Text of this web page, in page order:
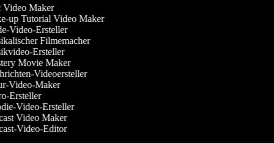
Maker
up Tutorial Video Maker
Video-Ersteller
Filmemacher
Ersteller
Movie Maker
Videoersteller
Video-Maker
Ersteller
Video-Ersteller
Video Maker
Video-Editor